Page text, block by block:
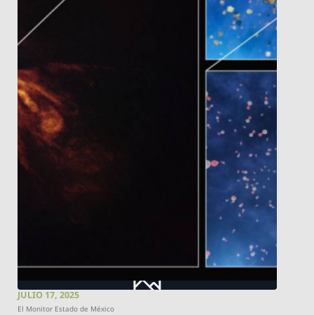
JULIO 17, 2025
El Monitor Estado de México